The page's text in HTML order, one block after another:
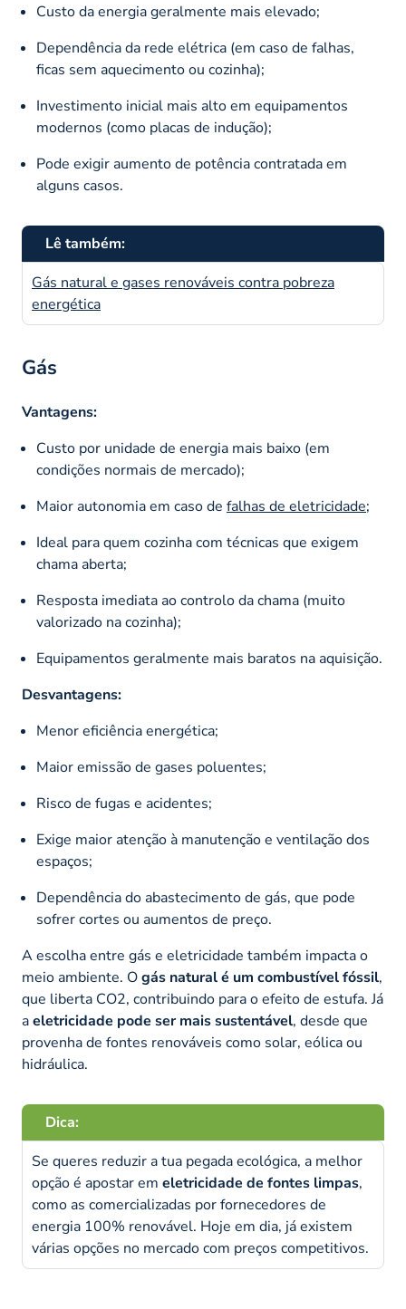
Custo da energia geralmente mais elevado;
Dependência da rede elétrica (em caso de falhas,
ficas sem aquecimento ou cozinha);
Investimento inicial mais alto em equipamentos
modernos (como placas de indução);
Pode exigir aumento de potência contratada em
alguns casos.
Lê também:
Gás natural e gases renováveis contra pobreza
energética
Gás
Vantagens:
Custo por unidade de energia mais baixo (em
condições normais de mercado);
Maior autonomia em caso de falhas de eletricidade;
Ideal para quem cozinha com técnicas que exigem
chama aberta;
Resposta imediata ao controlo da chama (muito
valorizado na cozinha);
Equipamentos geralmente mais baratos na aquisição.
Desvantagens:
Menor eficiência energética;
Maior emissão de gases poluentes;
Risco de fugas e acidentes;
Exige maior atenção à manutenção e ventilação dos
espaços;
Dependência do abastecimento de gás, que pode
sofrer cortes ou aumentos de preço.
A escolha entre gás e eletricidade também impacta o
meio ambiente. Ogás natural é um combustível fóssil,
que liberta CO2, contribuindo para o efeito de estufa. Já
aeletricidade pode ser mais sustentável, desde que
provenha de fontes renováveis como solar, eólica ou
hidráulica.
Dica:
Se queres reduzir a tua pegada ecológica, a melhor
opção é apostar em eletricidade de fontes limpas,
como as comercializadas por fornecedores de
energia 100% renovável. Hoje em dia, já existem
várias opções no mercado com preços competitivos.